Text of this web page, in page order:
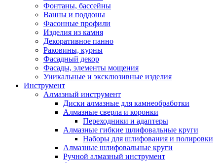
Фонтаны, бассейны
Ванны и поддоны
Фасонные профили
Изделия из камня
Декоративное панно
Раковины, курны
Фасадный декор
Фасады, элементы мощения
Уникальные и эксклюзивные изделия
Инструмент
Алмазный инструмент
Диски алмазные для камнеобработки
Алмазные сверла и коронки
Переходники и адаптеры
Алмазные гибкие шлифовальные круги
Наборы для шлифования и полировки
Алмазные шлифовальные круги
Ручной алмазный инструмент